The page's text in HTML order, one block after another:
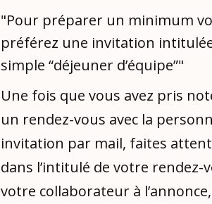
"Pour préparer un minimum
préférez une invitation
simple “déjeuner d’équipe”"
Une fois que vous avez pris
un rendez-vous avec la
invitation par mail, faites
dans l’intitulé de votre
votre collaborateur à